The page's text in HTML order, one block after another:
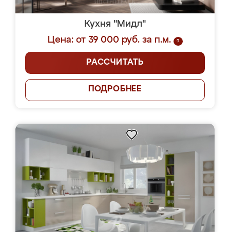
Кухня "Мидл"
Цена: от 39 000 руб. за п.м.
?
РАССЧИТАТЬ
ПОДРОБНЕЕ